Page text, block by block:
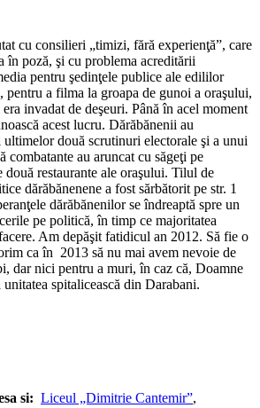
cu consilieri „timizi, fără experienţă”, care
în poză, şi cu problema acreditării
pentru şedinţele publice ale edililor
pentru a filma la groapa de gunoi a oraşului,
invadat de deşeuri. Până în acel moment
acest lucru. Dărăbănenii au
două scrutinuri electorale şi a unui
combatante au aruncat cu săgeţi pe
două restaurante ale oraşului. Tilul de
dărăbănenene a fost sărbătorit pe str. 1
dărăbănenilor se îndreaptă spre un
pe politică, în timp ce majoritatea
Am depăşit fatidicul an 2012. Să fie o
ca în 2013 să nu mai avem nevoie de
dar nici pentru a muri, în caz că, Doamne
spitalicească din Darabani.
si: Liceul „Dimitrie Cantemir”,